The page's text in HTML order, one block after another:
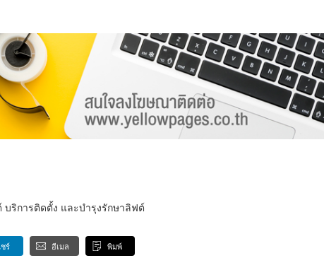
ริการติดตั้ง และบำรุงรักษาลิฟต์
ร์ อีเมล พิมพ์